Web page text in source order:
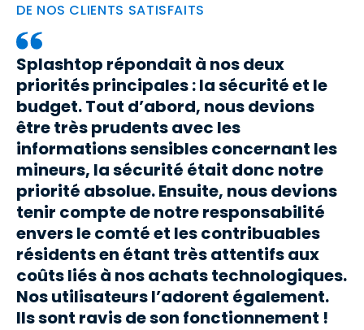
DE NOS CLIENTS SATISFAITS
Splashtop répondait à nos deux
priorités principales : la sécurité et le
budget. Tout d’abord, nous devions
être très prudents avec les
informations sensibles concernant les
mineurs, la sécurité était donc notre
priorité absolue. Ensuite, nous devions
tenir compte de notre responsabilité
envers le comté et les contribuables
résidents en étant très attentifs aux
coûts liés à nos achats technologiques.
Nos utilisateurs l’adorent également.
Ils sont ravis de son fonctionnement !